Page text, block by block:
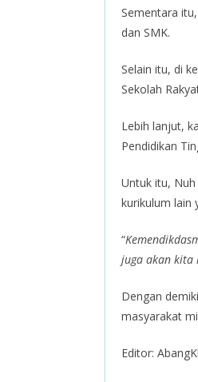
Sementara
dan SMK.
Selain itu, di
Sekolah
Lebih lanjut,
Pendidikan
Untuk itu,
kurikulum lain
“
juga akan kita
Dengan
masyarakat
Editor: